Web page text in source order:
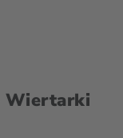
Wiertarki